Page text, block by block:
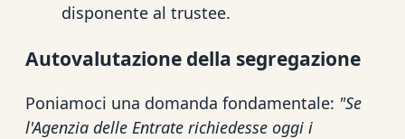
disponente al trustee.
Autovalutazione della segregazione
Poniamoci una domanda fondamentale: "Se
l'Agenzia delle Entrate richiedesse oggi i